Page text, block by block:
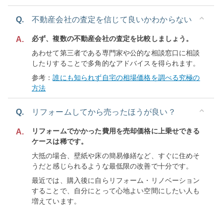
Q. 不動産会社の査定を信じて良いかわからない
A.
必ず、複数の不動産会社の査定を比較しましょう。
あわせて第三者である専門家や公的な相談窓口に相談
したりすることで多角的なアドバイスを得られます。
参考：誰にも知られず自宅の相場価格を調べる究極の
方法
Q. リフォームしてから売ったほうが良い？
A.
リフォームでかかった費用を売却価格に上乗せできる
ケースは稀です。
大抵の場合、壁紙や床の簡易修繕など、すぐに住めそ
うだと感じられるような最低限の改善で十分です。
最近では、購入後に自らリフォーム・リノベーション
することで、自分にとって心地よい空間にしたい人も
増えています。